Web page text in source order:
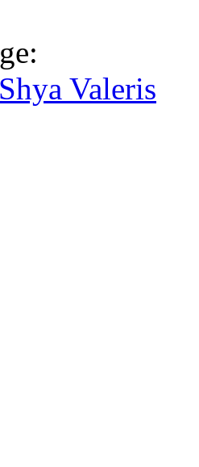
Valeris